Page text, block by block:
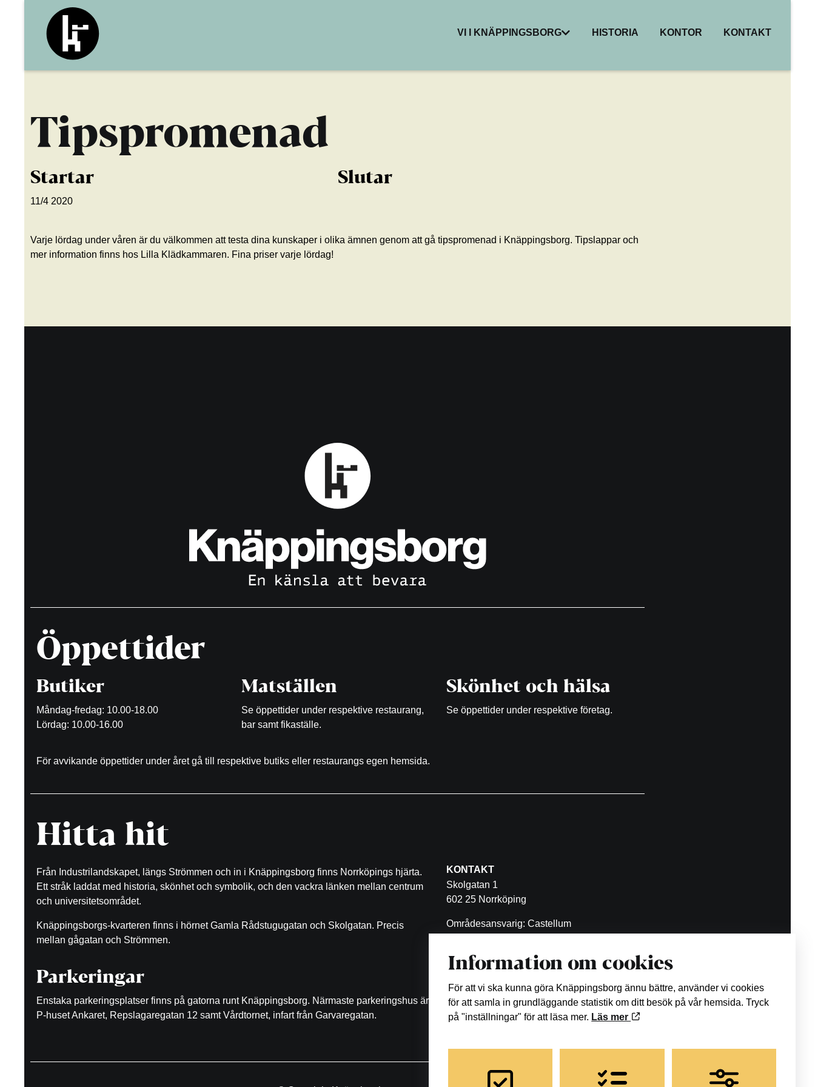
VI I KNÄPPINGSBORG
RESTAURANGER
HISTORIA KONTOR KONTAKT
Tipspromenad
Startar
11/4 2020
Slutar
Varje lördag under våren är du välkommen att testa dina kunskaper i olika ämnen genom att gå tipspromenad i Knäppingsborg. Tipslappar och
mer information finns hos Lilla Klädkammaren. Fina priser varje lördag!
Öppettider
Butiker
Måndag-fredag: 10.00-18.00
Lördag: 10.00-16.00
Matställen
Se öppettider under respektive restaurang,
bar samt fikaställe.
Skönhet och hälsa
Se öppettider under respektive företag.
För avvikande öppettider under året gå till respektive butiks eller restaurangs egen hemsida.
Hitta hit
Från Industrilandskapet, längs Strömmen och in i Knäppingsborg finns Norrköpings hjärta.
Ett stråk laddat med historia, skönhet och symbolik, och den vackra länken mellan centrum
och universitetsområdet.
Knäppingsborgs-kvarteren finns i hörnet Gamla Rådstugugatan och Skolgatan. Precis
mellan gågatan och Strömmen.
Parkeringar
Enstaka parkeringsplatser finns på gatorna runt Knäppingsborg. Närmaste parkeringshus är
P-huset Ankaret, Repslagaregatan 12 samt Vårdtornet, infart från Garvaregatan.
KONTAKT
Skolgatan 1
602 25 Norrköping
Områdesansvarig: Castellum
011-470 53 11
malin.eklof@castellum.se
Information om cookies
För att vi ska kunna göra Knäppingsborg ännu bättre, använder vi cookies
för att samla in grundläggande statistik om ditt besök på vår hemsida. Tryck
på "inställningar" för att läsa mer. Läs mer